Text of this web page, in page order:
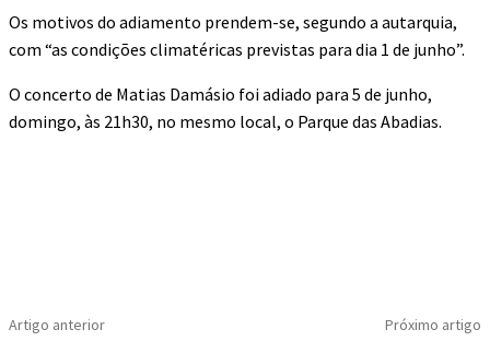
Os motivos do adiamento prendem-se, segundo a autarquia,
com “as condições climatéricas previstas para dia 1 de junho”.
O concerto de Matias Damásio foi adiado para 5 de junho,
domingo, às 21h30, no mesmo local, o Parque das Abadias.
Artigo anterior Próximo artigo